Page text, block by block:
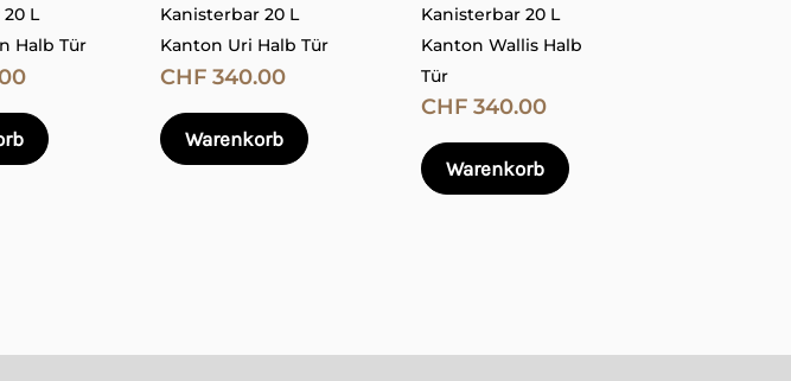
E-Mail
L
Halb Tür
können
der
Kanisterbar 20 L
Kanton Uri Halb Tür
CHF 340.00
Warenkorb
können
der
Produktseite
Kanisterbar 20 L
Kanton Wallis Halb
Tür
CHF340.00
Warenkorb
können
Produktseite